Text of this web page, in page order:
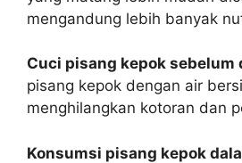
mengandung lebih banyak
Cuci pisang kepok sebelum
pisang kepok dengan air
menghilangkan kotoran dan
Konsumsi pisang kepok